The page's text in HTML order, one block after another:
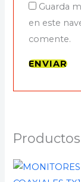
Guarda
en este
comente.